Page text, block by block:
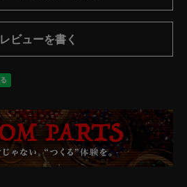
レビューを書く